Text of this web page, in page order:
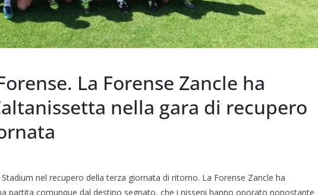
La Forense Zancle ha
nella gara di recupero
nel recupero della terza giornata di ritorno. La Forense Zancle ha
partita comunque dal destino segnato, che i nisseni hanno onorato nonostante